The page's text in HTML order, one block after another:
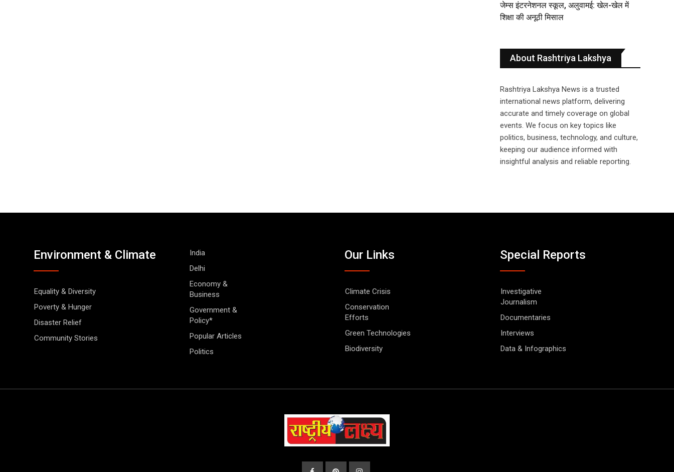
जेम्स इंटरनेशनल स्कूल, अलुवामई: खेल-खेल में
शिक्षा की अनूठी मिसाल
About Rashtriya Lakshya
Rashtriya Lakshya News is a trusted
international news platform, delivering
accurate and timely coverage on global
events. We focus on key topics like
politics, business, technology, and culture,
keeping our audience informed with
insightful analysis and reliable reporting.
Environment & Climate
Equality & Diversity
Poverty & Hunger
Disaster Relief
Community Stories
India
Delhi
Economy &
Business
Government &
Policy*
Popular Articles
Politics
Our Links
Climate Crisis
Conservation
Efforts
Green Technologies
Biodiversity
Special Reports
Investigative
Journalism
Documentaries
Interviews
Data & Infographics